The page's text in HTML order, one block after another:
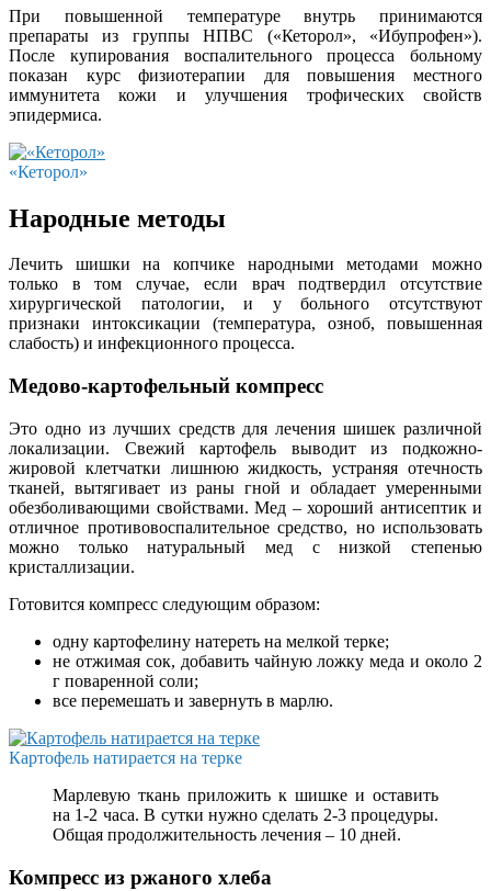
При повышенной температуре внутрь принимаются
препараты из группы НПВС («Кеторол», «Ибупрофен»).
После купирования воспалительного процесса больному
показан курс физиотерапии для повышения местного
иммунитета кожи и улучшения трофических свойств
эпидермиса.
«Кеторол»
Народные методы
Лечить шишки на копчике народными методами можно
только в том случае, если врач подтвердил отсутствие
хирургической патологии, и у больного отсутствуют
признаки интоксикации (температура, озноб, повышенная
слабость) и инфекционного процесса.
Медово-картофельный компресс
Это одно из лучших средств для лечения шишек различной
локализации. Свежий картофель выводит из подкожно-
жировой клетчатки лишнюю жидкость, устраняя отечность
тканей, вытягивает из раны гной и обладает умеренными
обезболивающими свойствами. Мед – хороший антисептик и
отличное противовоспалительное средство, но использовать
можно только натуральный мед с низкой степенью
кристаллизации.
Готовится компресс следующим образом:
одну картофелину натереть на мелкой терке;
не отжимая сок, добавить чайную ложку меда и около 2
г поваренной соли;
все перемешать и завернуть в марлю.
Картофель натирается на терке
Марлевую ткань приложить к шишке и оставить
на 1-2 часа. В сутки нужно сделать 2-3 процедуры.
Общая продолжительность лечения – 10 дней.
Компресс из ржаного хлеба